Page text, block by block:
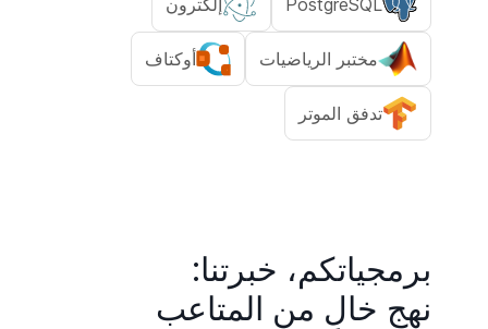
مختبر الرياضيات أوكتاف
تدفق الموتر
برمجياتكم، خبرتنا:
نهج خالٍ من المتاعب